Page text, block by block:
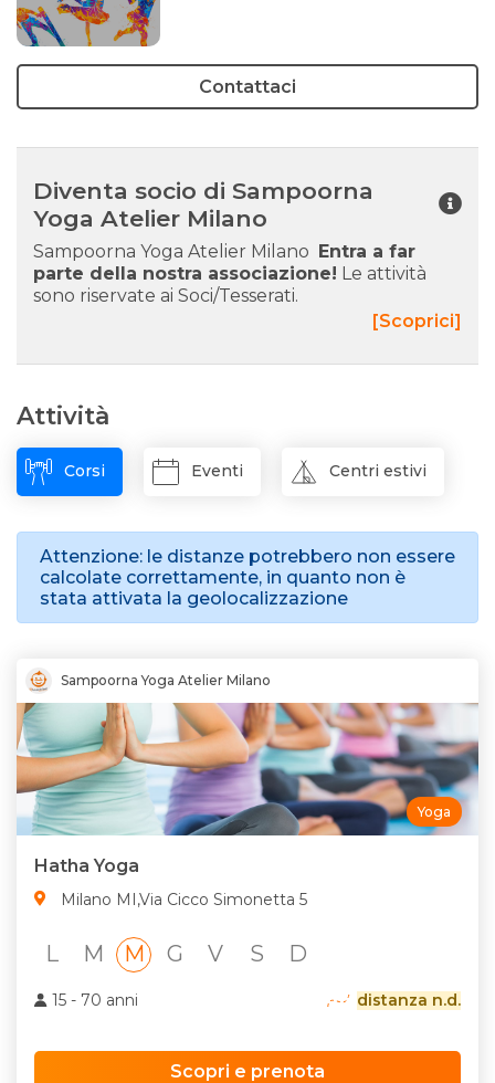
Contattaci
Diventa socio di Sampoorna
Yoga Atelier Milano
Sampoorna Yoga Atelier Milano Entra a far
parte della nostra associazione! Le attività
sono riservate ai Soci/Tesserati.
[Scoprici]
Attività
Corsi Eventi Centri estivi
Attenzione: le distanze potrebbero non essere
calcolate correttamente, in quanto non è
stata attivata la geolocalizzazione
Sampoorna Yoga Atelier Milano
Yoga
Hatha Yoga
Milano MI,Via Cicco Simonetta 5
L M M G V S D
15 - 70 anni distanza n.d.
Scopri e prenota